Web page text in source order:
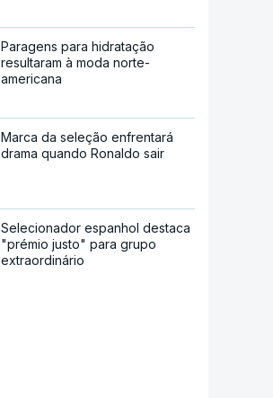
Paragens para hidratação
resultaram à moda norte-
americana
Marca da seleção enfrentará
drama quando Ronaldo sair
Selecionador espanhol destaca
"prémio justo" para grupo
extraordinário